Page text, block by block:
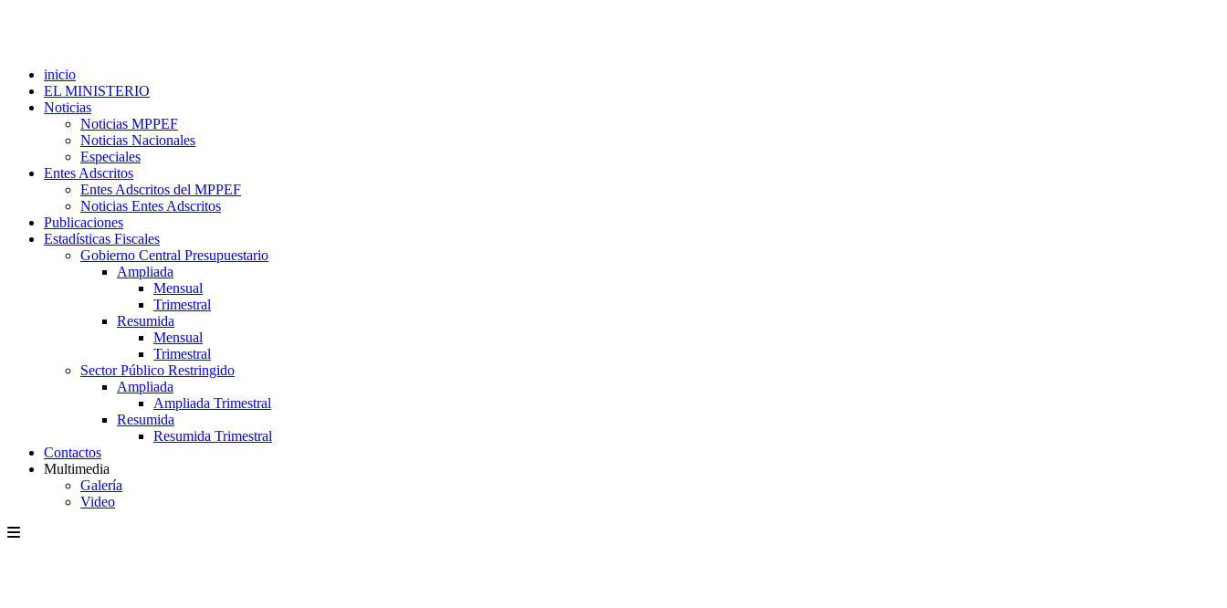
inicio
EL MINISTERIO
Noticias
Noticias MPPEF
Noticias Nacionales
Especiales
Entes Adscritos
Entes Adscritos del MPPEF
Noticias Entes Adscritos
Publicaciones
Estadísticas Fiscales
Gobierno Central Presupuestario
Ampliada
Mensual
Trimestral
Resumida
Mensual
Trimestral
Sector Público Restringido
Ampliada
Ampliada Trimestral
Resumida
Resumida Trimestral
Contactos
Multimedia
Galería
Video